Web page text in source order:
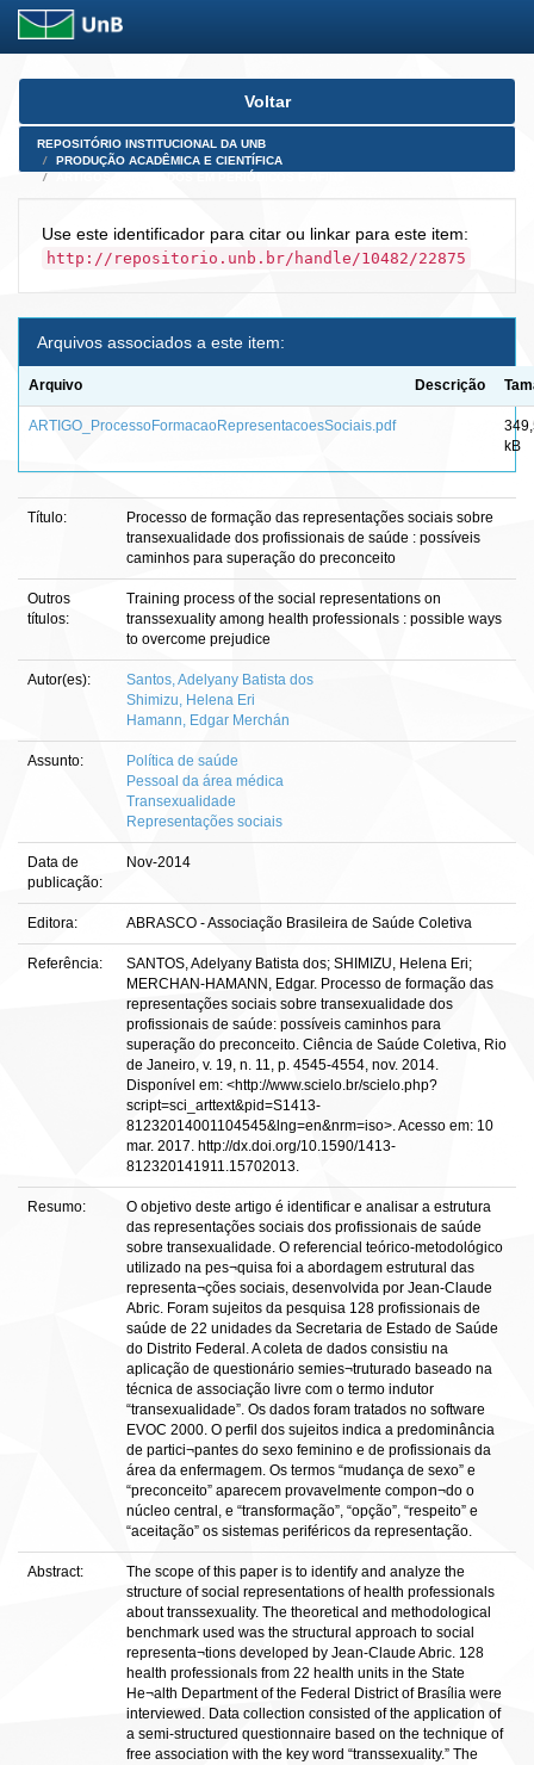
Skip
Voltar
REPOSITÓRIO INSTITUCIONAL DA UNB
PRODUÇÃO ACADÊMICA E CIENTÍFICA
Use este identificador para citar ou linkar para este item:
http://repositorio.unb.br/handle/10482/22875
Arquivos associados a este item:
Arquivo Descrição
ARTIGO_ProcessoFormacaoRepresentacoesSociais.pdf
kB
Título:
Processo de formação das representações sociais sobre
transexualidade dos profissionais de saúde : possíveis
caminhos para superação do preconceito
Outros
títulos:
Training process of the social representations on
transsexuality among health professionals : possible ways
to overcome prejudice
Autor(es):
Santos, Adelyany Batista dos
Shimizu, Helena Eri
Hamann, Edgar Merchán
Assunto:
Política de saúde
Pessoal da área médica
Transexualidade
Representações sociais
Data de
publicação:
Nov-2014
Editora: ABRASCO - Associação Brasileira de Saúde Coletiva
Referência:
SANTOS, Adelyany Batista dos; SHIMIZU, Helena Eri;
MERCHAN-HAMANN, Edgar. Processo de formação das
representações sociais sobre transexualidade dos
profissionais de saúde: possíveis caminhos para
superação do preconceito. Ciência de Saúde Coletiva, Rio
de Janeiro, v. 19, n. 11, p. 4545-4554, nov. 2014.
Disponível em: <http://www.scielo.br/scielo.php?
script=sci_arttext&pid=S1413-
81232014001104545&lng=en&nrm=iso>. Acesso em: 10
mar. 2017. http://dx.doi.org/10.1590/1413-
812320141911.15702013.
Resumo:
O objetivo deste artigo é identificar e analisar a estrutura
das representações sociais dos profissionais de saúde
sobre transexualidade. O referencial teórico-metodológico
utilizado na pes¬quisa foi a abordagem estrutural das
representa¬ções sociais, desenvolvida por Jean-Claude
Abric. Foram sujeitos da pesquisa 128 profissionais de
saúde de 22 unidades da Secretaria de Estado de Saúde
do Distrito Federal. A coleta de dados consistiu na
aplicação de questionário semies¬truturado baseado na
técnica de associação livre com o termo indutor
“transexualidade”. Os dados foram tratados no software
EVOC 2000. O perfil dos sujeitos indica a predominância
de partici¬pantes do sexo feminino e de profissionais da
área da enfermagem. Os termos “mudança de sexo” e
“preconceito” aparecem provavelmente compon¬do o
núcleo central, e “transformação”, “opção”, “respeito” e
“aceitação” os sistemas periféricos da representação.
Abstract:
The scope of this paper is to identify and analyze the
structure of social representations of health professionals
about transsexuality. The theoretical and methodological
benchmark used was the structural approach to social
representa¬tions developed by Jean-Claude Abric. 128
health professionals from 22 health units in the State
He¬alth Department of the Federal District of Brasília were
interviewed. Data collection consisted of the application of
a semi-structured questionnaire based on the technique of
free association with the key word “transsexuality.” The